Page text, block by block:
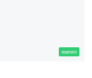
साक्षात्कार